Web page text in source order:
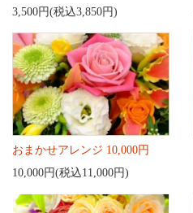
3,500円(税込3,850円)
おまかせアレンジ 10,000円
10,000円(税込11,000円)